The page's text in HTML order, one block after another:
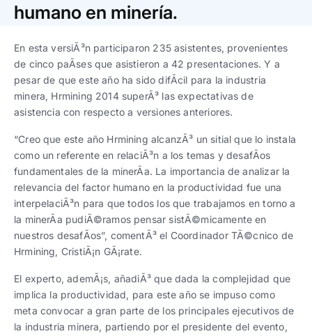
Trabaja con nosotros
Ver todo
Español| English
Ver todas
|
Ver todas
|
progresivos de gestión
Ver todos
Español| English
Español|English
Español|English
humano en minería.
En esta versiÃ³n participaron 235 asistentes, provenientes
de cinco paÃ­ses que asistieron a 42 presentaciones. Y a
pesar de que este año ha sido difÃ­cil para la industria
minera, Hrmining 2014 superÃ³ las expectativas de
asistencia con respecto a versiones anteriores.
“Creo que este año Hrmining alcanzÃ³ un sitial que lo instala
como un referente en relaciÃ³n a los temas y desafÃ­os
fundamentales de la minerÃ­a. La importancia de analizar la
relevancia del factor humano en la productividad fue una
interpelaciÃ³n para que todos los que trabajamos en torno a
la minerÃ­a pudiÃ©ramos pensar sistÃ©micamente en
nuestros desafÃ­os”, comentÃ³ el Coordinador TÃ©cnico de
Hrmining, CristiÃ¡n GÃ¡rate.
El experto, ademÃ¡s, añadiÃ³ que dada la complejidad que
implica la productividad, para este año se impuso como
meta convocar a gran parte de los principales ejecutivos de
la industria minera, partiendo por el presidente del evento,